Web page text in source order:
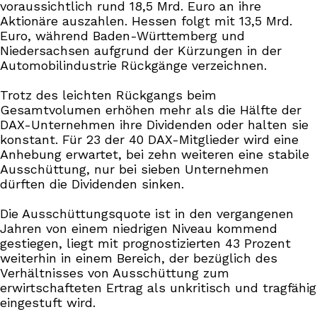
voraussichtlich rund 18,5 Mrd. Euro an ihre
Aktionäre auszahlen. Hessen folgt mit 13,5 Mrd.
Euro, während Baden-Württemberg und
Niedersachsen aufgrund der Kürzungen in der
Automobilindustrie Rückgänge verzeichnen.
Trotz des leichten Rückgangs beim
Gesamtvolumen erhöhen mehr als die Hälfte der
DAX-Unternehmen ihre Dividenden oder halten sie
konstant. Für 23 der 40 DAX-Mitglieder wird eine
Anhebung erwartet, bei zehn weiteren eine stabile
Ausschüttung, nur bei sieben Unternehmen
dürften die Dividenden sinken.
Die Ausschüttungsquote ist in den vergangenen
Jahren von einem niedrigen Niveau kommend
gestiegen, liegt mit prognostizierten 43 Prozent
weiterhin in einem Bereich, der bezüglich des
Verhältnisses von Ausschüttung zum
erwirtschafteten Ertrag als unkritisch und tragfähig
eingestuft wird.